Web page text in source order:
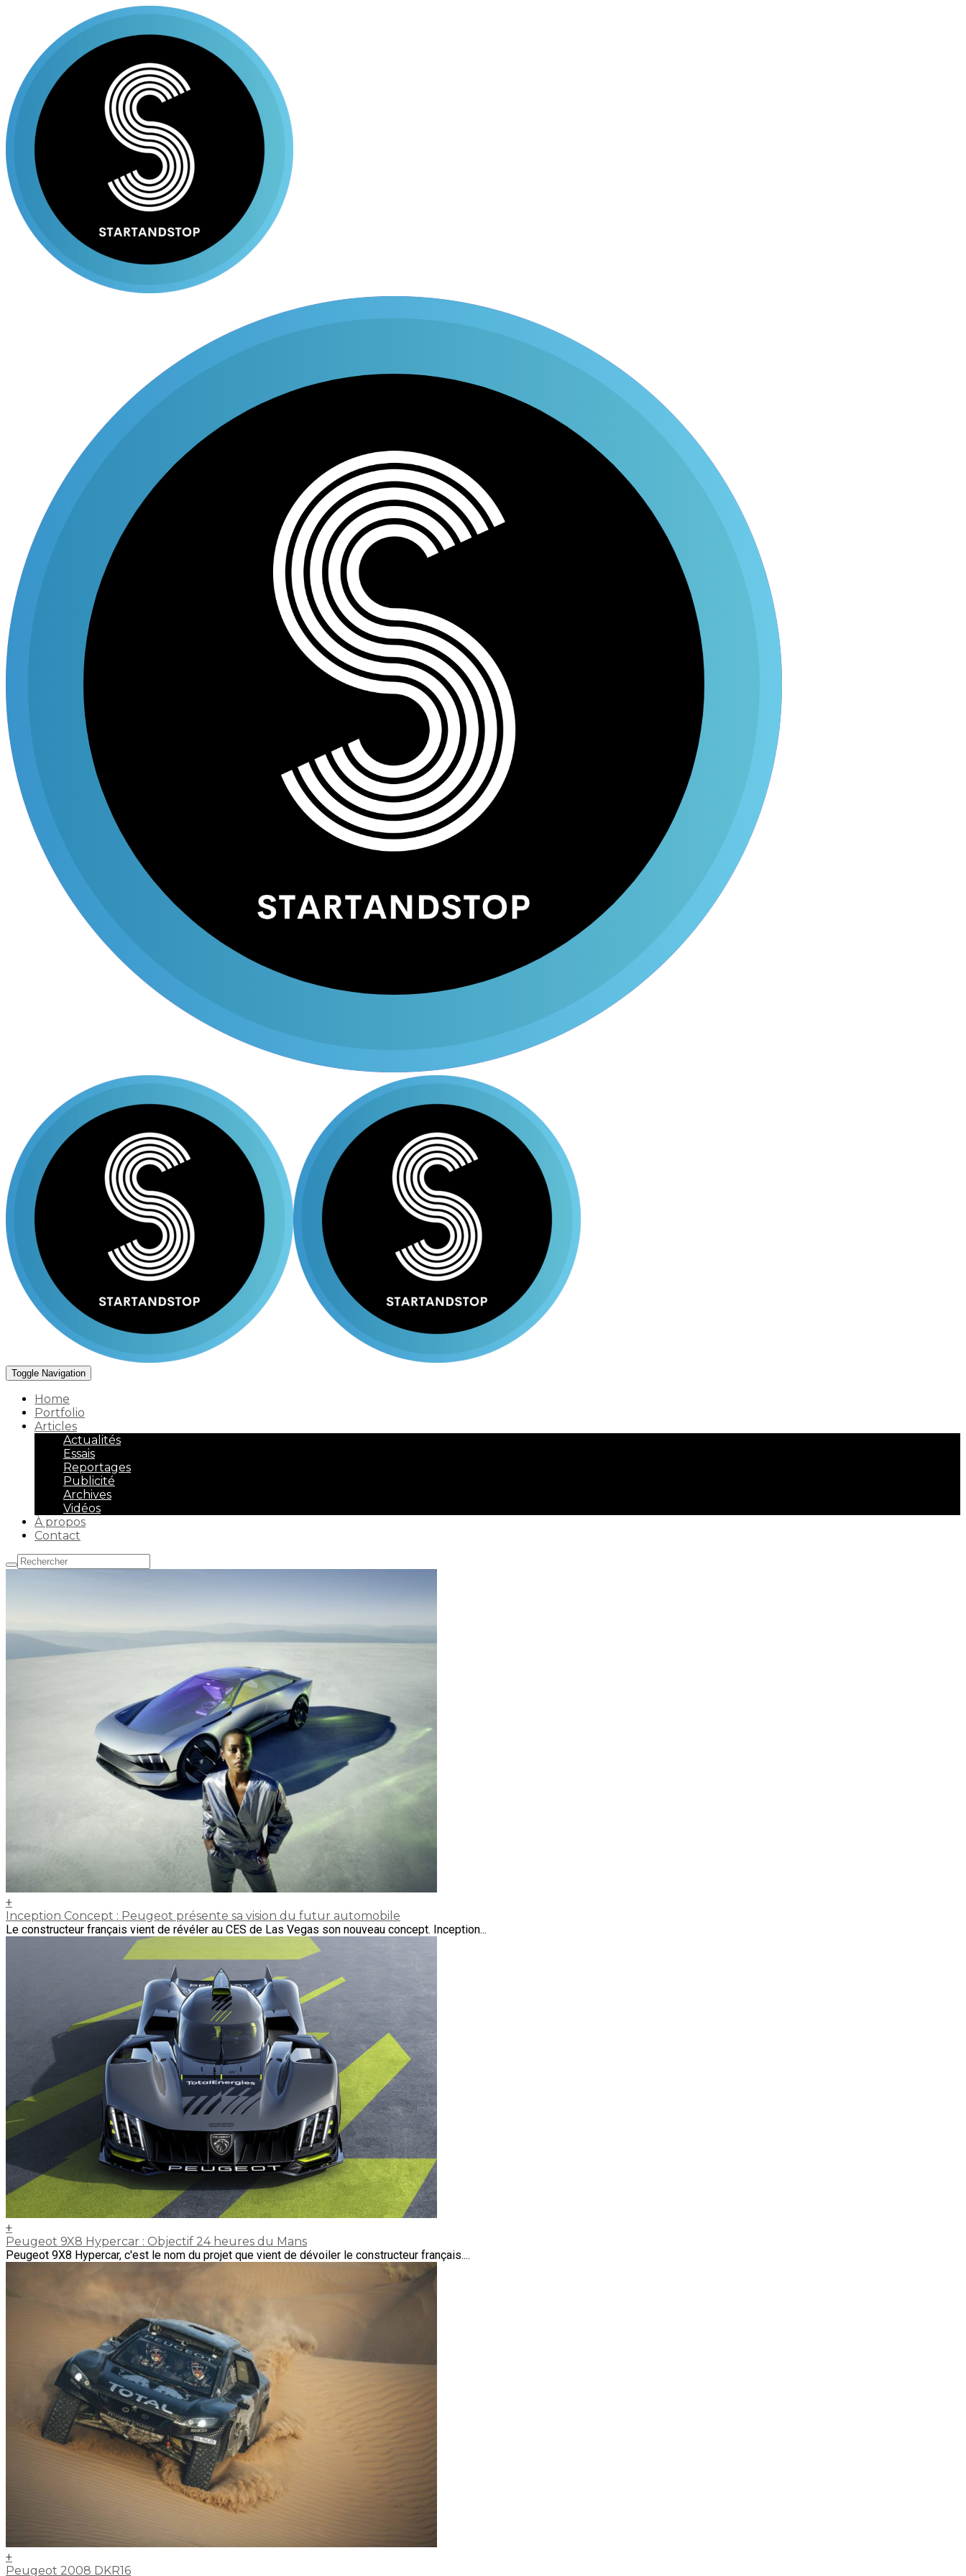
Toggle Navigation
Home
Portfolio
Articles
Actualités
Essais
Reportages
Publicité
Archives
Vidéos
À propos
Contact
+
Inception Concept : Peugeot présente sa vision du futur automobile
Le constructeur français vient de révéler au CES de Las Vegas son nouveau concept. Inception...
+
Peugeot 9X8 Hypercar : Objectif 24 heures du Mans
Peugeot 9X8 Hypercar, c'est le nom du projet que vient de dévoiler le constructeur français....
+
Peugeot 2008 DKR16